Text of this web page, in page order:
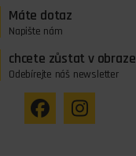
Máte dotaz
Napište nám
chcete zůstat v obraze
Odebírejte náš newsletter